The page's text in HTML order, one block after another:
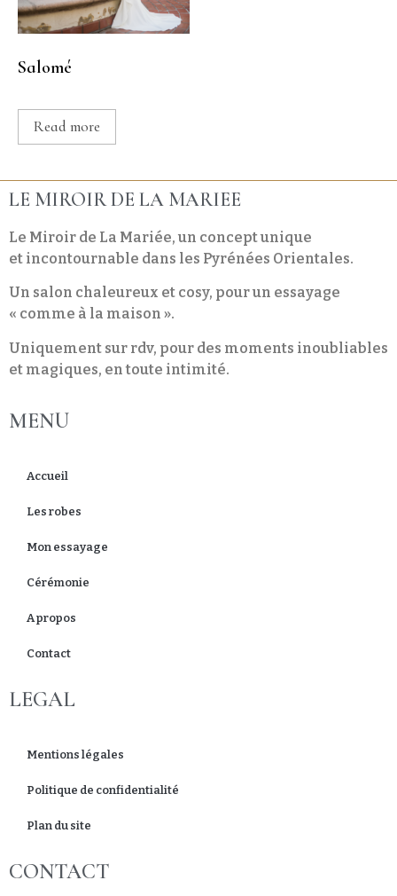
Salomé
Read more
LE MIROIR DE LA MARIEE
Le Miroir de La Mariée, un concept unique
et incontournable dans les Pyrénées Orientales.
Un salon chaleureux et cosy, pour un essayage
« comme à la maison ».
Uniquement sur rdv, pour des moments inoubliables
et magiques, en toute intimité.
MENU
Accueil
Les robes
Mon essayage
Cérémonie
A propos
Contact
LEGAL
Mentions légales
Politique de confidentialité
Plan du site
CONTACT